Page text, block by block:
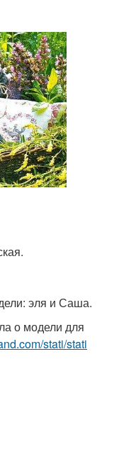
эля и Саша.
о модели для
stati/stati